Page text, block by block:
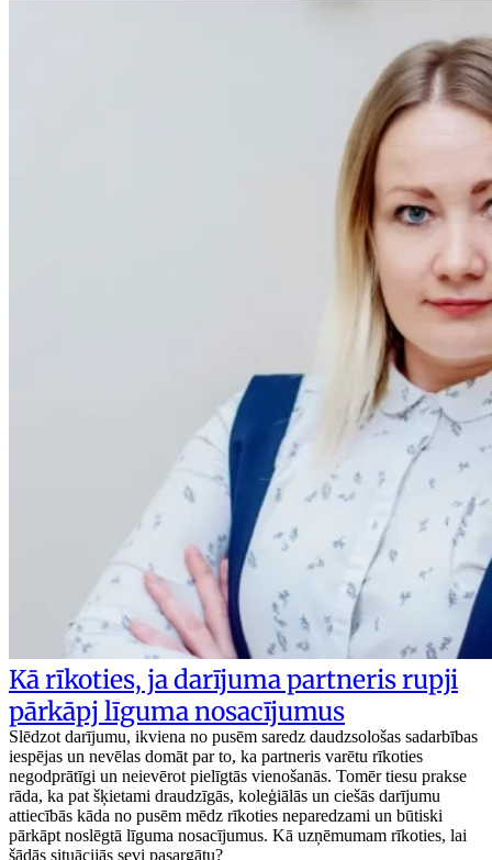
Kā rīkoties, ja darījuma partneris rupji
pārkāpj līguma nosacījumus
Slēdzot darījumu, ikviena no pusēm saredz daudzsološas sadarbības
iespējas un nevēlas domāt par to, ka partneris varētu rīkoties
negodprātīgi un neievērot pielīgtās vienošanās. Tomēr tiesu prakse
rāda, ka pat šķietami draudzīgās, koleģiālās un ciešās darījumu
attiecībās kāda no pusēm mēdz rīkoties neparedzami un būtiski
pārkāpt noslēgtā līguma nosacījumus. Kā uzņēmumam rīkoties, lai
šādās situācijās sevi pasargātu?